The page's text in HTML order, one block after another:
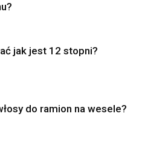
jak jest 12 stopni?
do ramion na wesele?